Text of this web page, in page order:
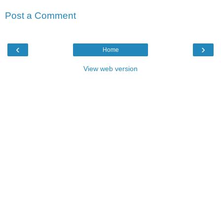
Post a Comment
‹ ›
Home
View web version